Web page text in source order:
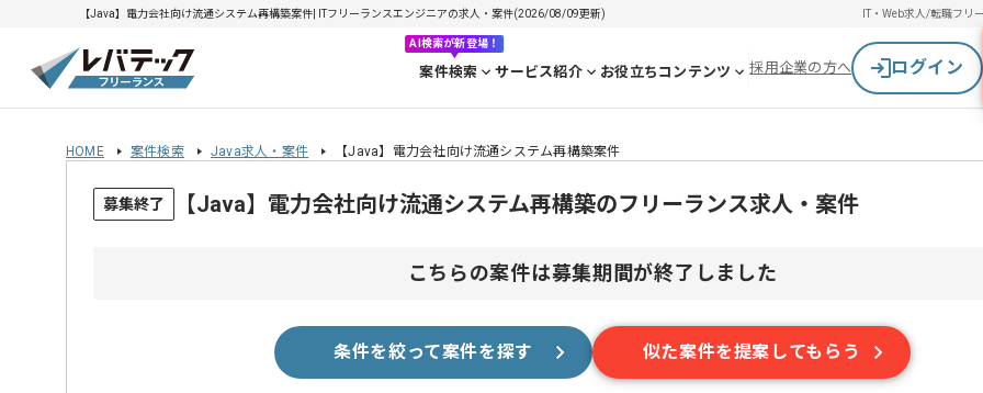
【Java】電力会社向け流通システム再構築案件| ITフリーランスエンジニアの求人・案件(2026/08/09更新) IT・Web求人/転職フリ
AI検索が新登場！
案件検索 サービス紹介 お役立ちコンテンツ 採用企業の方へ ログイン
HOME 案件検索 Java求人・案件 【Java】電力会社向け流通システム再構築案件
募集終了 【Java】電力会社向け流通システム再構築のフリーランス求人・案件
こちらの案件は募集期間が終了しました
条件を絞って案件を探す 似た案件を提案してもらう